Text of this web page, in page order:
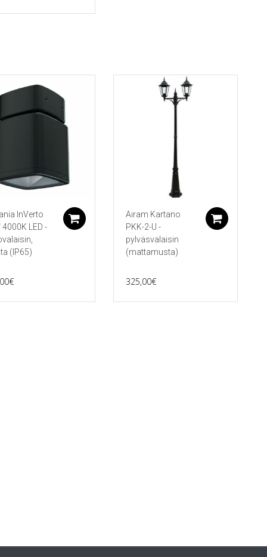
range:
InVerto
4000K LED -
(IP65)
€
Lisää ostoskoriin
Airam Kartano
PKK-2-U -
pylväsvalaisin
(mattamusta)
325,00€